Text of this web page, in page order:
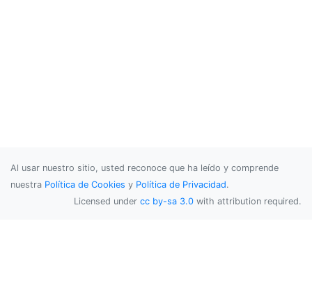
Al usar nuestro sitio, usted reconoce que ha leído y comprende
nuestra Política de Cookies y Política de Privacidad.
Licensed under cc by-sa 3.0 with attribution required.